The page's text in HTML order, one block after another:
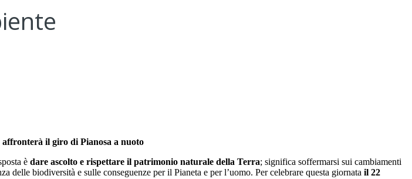
il giro di Pianosa a nuoto
è dare ascolto e rispettare il patrimonio naturale della Terra; significa soffermarsi sui cambiamenti
biodiversità e sulle conseguenze per il Pianeta e per l’uomo. Per celebrare questa giornata il 22